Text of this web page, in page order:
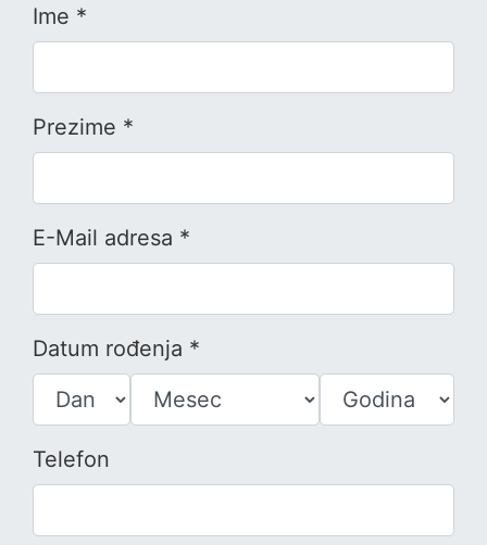
Ime *
Prezime *
E-Mail adresa *
Datum rođenja *
Telefon